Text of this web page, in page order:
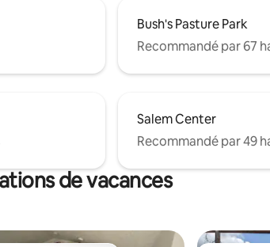
Bush's Pasture Park
Recommandé par 67
Salem Center
Recommandé par 49
de vacances